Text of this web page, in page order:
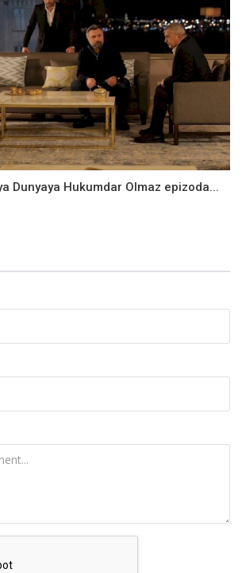
Dunyaya Hukumdar Olmaz epizoda...